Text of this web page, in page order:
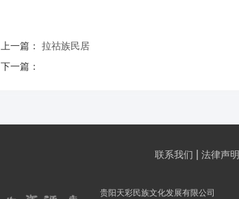
上一篇： 拉祜族民居
下一篇：
联系我们 法律声明
贵阳天彩民族文化发展有限公司